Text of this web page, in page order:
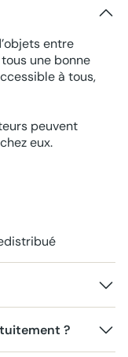
entre
une bonne
à tous,
peuvent
eux.
?